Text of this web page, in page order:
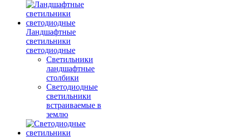
Ландшафтные
светильники
светодиодные
Светильники
ландшафтные
столбики
Светодиодные
светильники
встраиваемые в
землю